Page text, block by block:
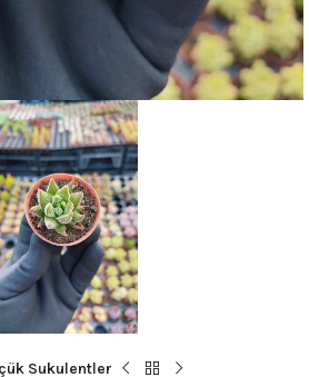
Sukulentler